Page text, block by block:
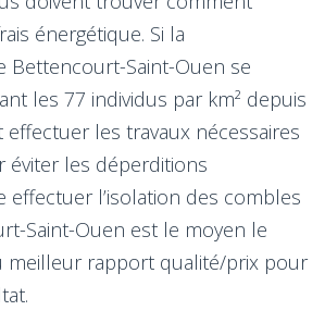
énergétique. Si la
Bettencourt-Saint-Ouen se
les 77 individus par km² depuis
effectuer les travaux nécessaires
éviter les déperditions
effectuer l’isolation des combles
Saint-Ouen est le moyen le
meilleur rapport qualité/prix pour